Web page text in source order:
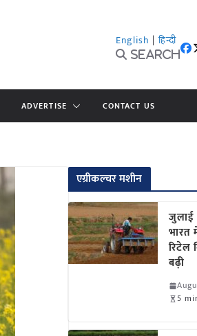
English | हिन्दी
Search
ADVERTISE CONTACT US
एग्रीकल्चर मशीन
भारत
रिटेल
बढ़ी
5